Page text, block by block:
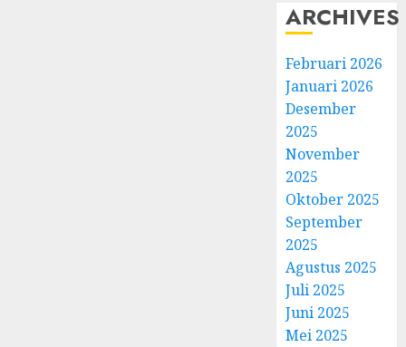
ARCHIVES
Februari 2026
Januari 2026
Desember
2025
November
2025
Oktober 2025
September
2025
Agustus 2025
Juli 2025
Juni 2025
Mei 2025